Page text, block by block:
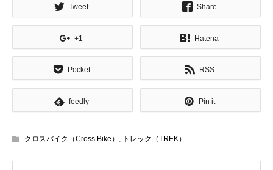
Tweet Share
+1 Hatena
Pocket RSS
feedly Pin it
クロスバイク（Cross Bike） トレック（TREK）